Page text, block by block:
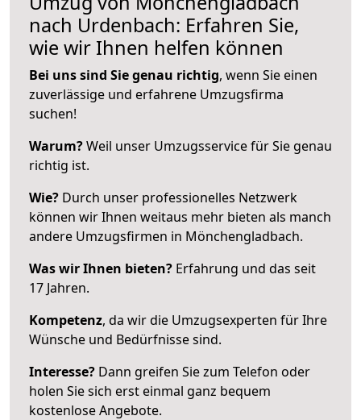
nach Urdenbach: Erfahren Sie,
wie wir Ihnen helfen können
Bei uns sind Sie genau richtig, wenn Sie einen
zuverlässige und erfahrene Umzugsfirma
suchen!
Warum?Weil unser Umzugsservice für Sie genau
richtig ist.
Wie? Durch unser professionelles Netzwerk
können wir Ihnen weitaus mehr bieten als manch
andere Umzugsfirmen in Mönchengladbach.
Was wir Ihnen bieten? Erfahrung und das seit
17 Jahren.
Kompetenz, da wir die Umzugsexperten für Ihre
Wünsche und Bedürfnisse sind.
Interesse? Dann greifen Sie zum Telefon oder
holen Sie sich erst einmal ganz bequem
kostenlose Angebote.